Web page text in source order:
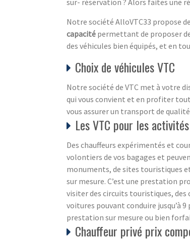
Notre société AlloVTC33 propose
capacité permettant de proposer
des véhicules bien équipés, et en
Choix de véhicules VTC
Notre société de VTC met à votre
qui vous convient et en profiter
vous assurer un transport de
Les VTC pour les
Des chauffeurs expérimentés et
volontiers de vos bagages et
monuments, de sites touristiques
sur mesure. C’est une prestation
visiter des circuits touristiques, des
voitures pouvant conduire jusqu’à
prestation sur mesure ou bien
Chauffeur privé prix